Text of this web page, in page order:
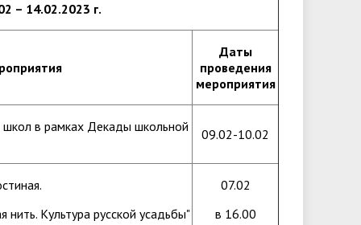
– 14.02.2023 г.
Даты
проведения
мероприятия
школ в рамках Декады школьной
09.02-10.02
Культура русской усадьбы"
07.02
в 16.00